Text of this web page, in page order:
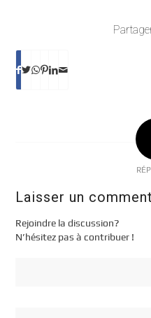
Laisser un
Rejoindre la discussion?
N’hésitez pas à contribuer !